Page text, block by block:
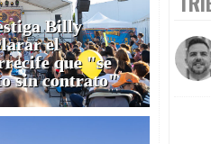
Billy
el
que "se
sin contrato"